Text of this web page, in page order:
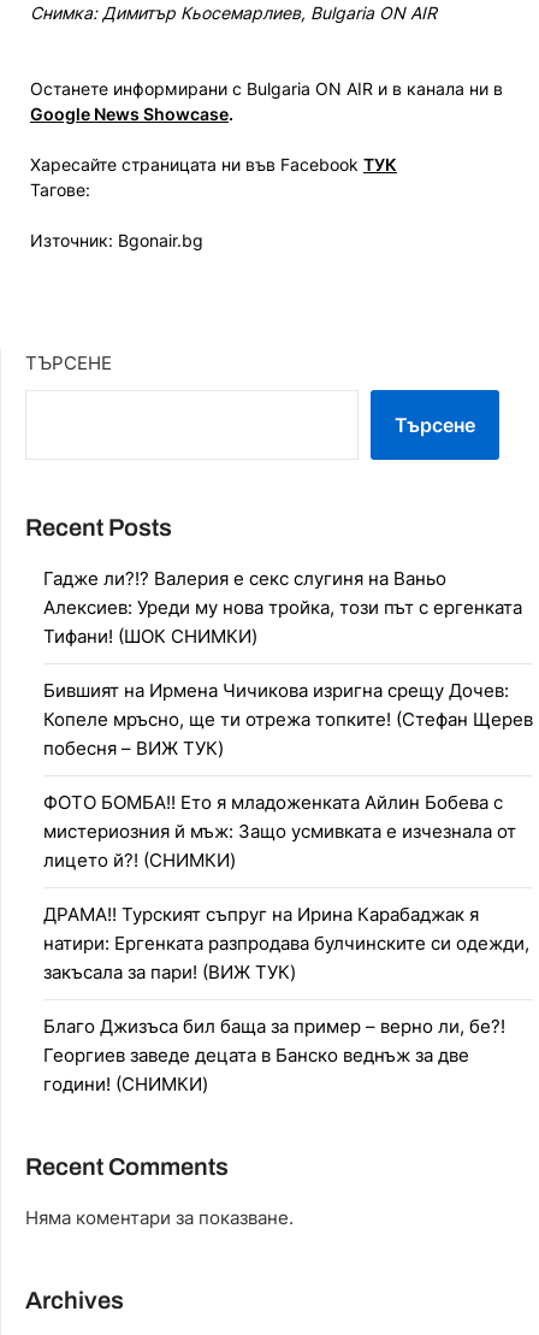
Снимка: Димитър Кьосемарлиев, Bulgaria ON AIR
Останете информирани с Bulgaria ON AIR и в канала ни в
Google News Showcase.
Харесайте страницата ни във Facebook ТУК
Тагове:
Източник: Bgonair.bg
ТЪРСЕНЕ
Търсене
Recent Posts
Гадже ли?!? Валерия е секс слугиня на Ваньо
Алексиев: Уреди му нова тройка, този път с ергенката
Тифани! (ШОК СНИМКИ)
Бившият на Ирмена Чичикова изригна срещу Дочев:
Копеле мръсно, ще ти отрежа топките! (Стефан Щерев
побесня – ВИЖ ТУК)
ФОТО БОМБА!! Ето я младоженката Айлин Бобева с
мистериозния й мъж: Защо усмивката е изчезнала от
лицето й?! (СНИМКИ)
ДРАМА!! Турският съпруг на Ирина Карабаджак я
натири: Ергенката разпродава булчинските си одежди,
закъсала за пари! (ВИЖ ТУК)
Благо Джизъса бил баща за пример – верно ли, бе?!
Георгиев заведе децата в Банско веднъж за две
години! (СНИМКИ)
Recent Comments
Няма коментари за показване.
Archives